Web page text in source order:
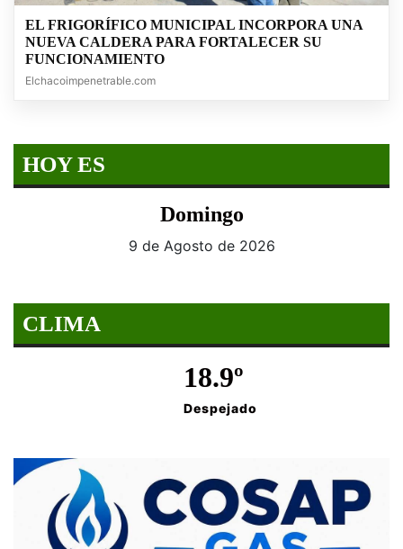
EL FRIGORÍFICO MUNICIPAL INCORPORA UNA
NUEVA CALDERA PARA FORTALECER SU
FUNCIONAMIENTO
Elchacoimpenetrable.com
HOY ES
Domingo
9 de Agosto de 2026
CLIMA
18.9º
Despejado